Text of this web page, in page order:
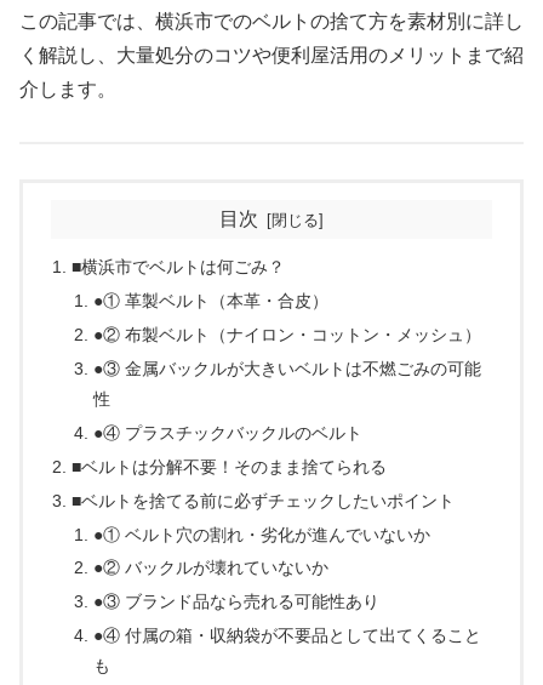
この記事では、横浜市でのベルトの捨て方を素材別に詳し
く解説し、大量処分のコツや便利屋活用のメリットまで紹
介します。
目次
■横浜市でベルトは何ごみ？
●① 革製ベルト（本革・合皮）
●② 布製ベルト（ナイロン・コットン・メッシュ）
●③ 金属バックルが大きいベルトは不燃ごみの可能
性
●④ プラスチックバックルのベルト
■ベルトは分解不要！そのまま捨てられる
■ベルトを捨てる前に必ずチェックしたいポイント
●① ベルト穴の割れ・劣化が進んでいないか
●② バックルが壊れていないか
●③ ブランド品なら売れる可能性あり
●④ 付属の箱・収納袋が不要品として出てくること
も